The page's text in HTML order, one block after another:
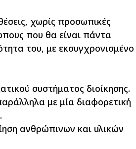
χωρίς προσωπικές
που θα είναι πάντα
του, με εκσυγχρονισμένο
συστήματος διοίκησης.
με μία διαφορετική
ανθρώπινων και υλικών